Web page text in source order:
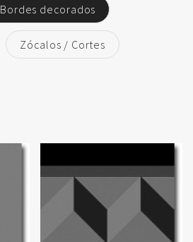
Bordes decorados
Zócalos / Cortes